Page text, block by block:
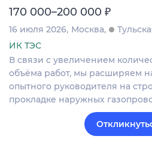
170 000–200 000 ₽
16 июля 2026 Москва
ИК ТЭС
В связи с увеличением
объёма работ, мы расширяем
опытного руководителя на
прокладке наружных